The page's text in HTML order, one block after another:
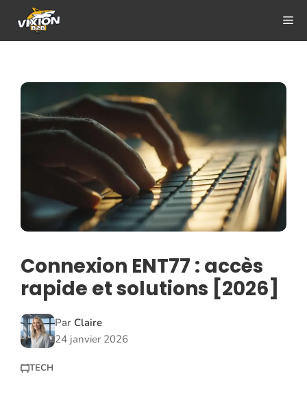
contenu
Connexion ENT77 : accès
rapide et solutions [2026]
Par Claire
24 janvier 2026
TECH